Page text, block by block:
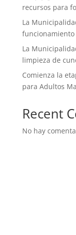
recursos para
La
funcionamiento
La
limpieza de
Comienza la
para Adultos
Recent
No hay